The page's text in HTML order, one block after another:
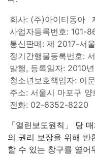
회사: (주)아이티동아
사업자등록번호: 101-
통신판매: 제 2017-서
정기간행물등록번호:
발행, 등록일자: 2010
청소년보호책임자: 이
주소: 서울시 마포구
전화: 02-6352-8220
「열린보도원칙」 당
의 권리 보장을 위해 반
할 수 있는 창구를 열어